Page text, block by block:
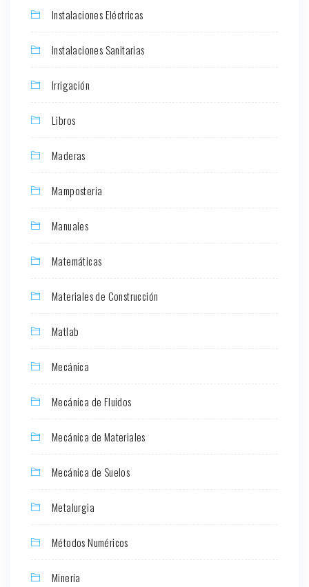
Instalaciones Eléctricas
Instalaciones Sanitarias
Irrigación
Libros
Maderas
Mamposteria
Manuales
Matemáticas
Materiales de Construcción
Matlab
Mecánica
Mecánica de Fluidos
Mecánica de Materiales
Mecánica de Suelos
Metalurgia
Métodos Numéricos
Minería